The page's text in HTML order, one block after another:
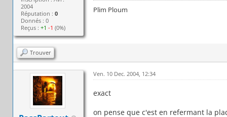
2004
Réputation :0
Donnés : 0
Reçus :+1 -1 (0%)
Plim Ploum
Trouver
Ven. 10 Dec. 2004, 12:34
exact
on pense que c'est en refermant la